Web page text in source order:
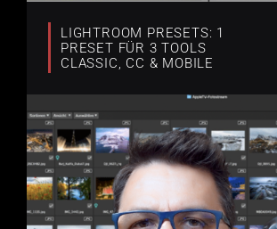
LIGHTROOM PRESETS: 1
PRESET FÜR 3 TOOLS
CLASSIC, CC & MOBILE